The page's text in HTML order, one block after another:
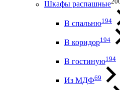
Шкафы распашные
В спальню194
В коридор194
В гостиную194
Из МДФ69